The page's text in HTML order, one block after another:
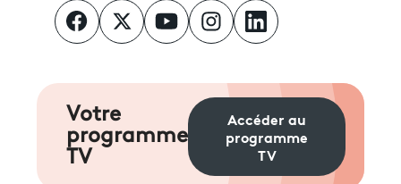
Votre
programme
TV
Accéder au
programme
TV